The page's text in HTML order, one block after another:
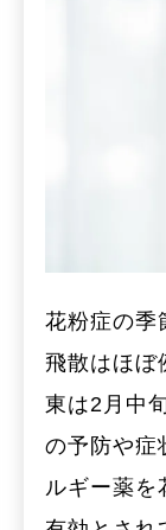
花粉症の季
飛散はほぼ
東は2月中
の予防や症
ルギー薬を